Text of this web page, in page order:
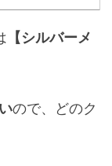
【シルバーメ
ので、どのク